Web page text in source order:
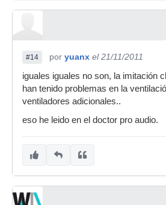
#14 por yuanx el 21/11/2011
iguales iguales no son, la imitación
han tenido problemas en la
ventiladores adicionales..
eso he leido en el doctor pro audio.